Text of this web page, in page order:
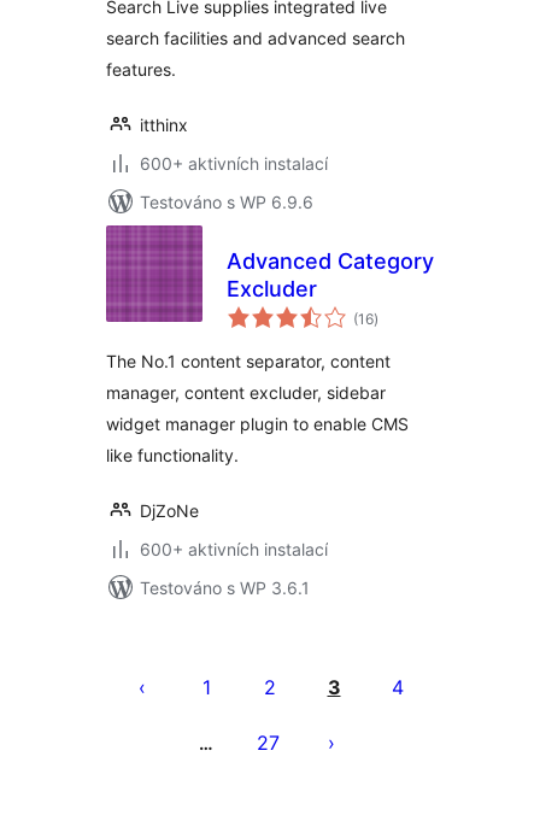
Search Live supplies integrated live
search facilities and advanced search
features.
itthinx
600+ aktivních instalací
Testováno s WP 6.9.6
Advanced Category
Excluder
(16celkové
hodnocení
)
The No.1 content separator, content
manager, content excluder, sidebar
widget manager plugin to enable CMS
like functionality.
DjZoNe
600+ aktivních instalací
Testováno s WP 3.6.1
příspěvků
1 2 3 4
… 27